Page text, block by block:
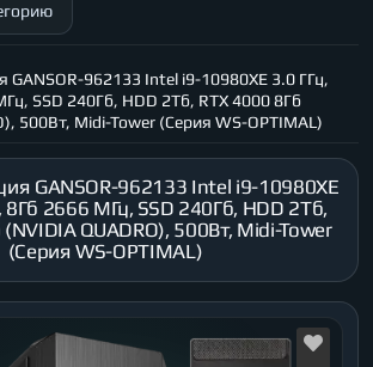
GANSOR-962133 Intel i9-10980XE 3.0 ГГц,
SSD 240Гб, HDD 2Тб, RTX 4000 8Гб
500Вт, Midi-Tower (Серия WS-OPTIMAL)
GANSOR-962133 Intel i9-10980XE
8Гб 2666 МГц, SSD 240Гб, HDD 2Тб,
QUADRO), 500Вт, Midi-Tower
(Серия WS-OPTIMAL)